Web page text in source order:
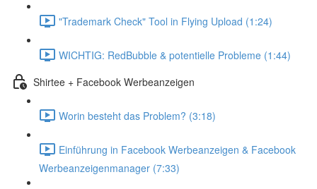
"Trademark Check" Tool in Flying Upload (1:24)
WICHTIG: RedBubble & potentielle Probleme (1:44)
Shirtee + Facebook Werbeanzeigen
Worin besteht das Problem? (3:18)
Einführung in Facebook Werbeanzeigen & Facebook
Werbeanzeigenmanager (7:33)